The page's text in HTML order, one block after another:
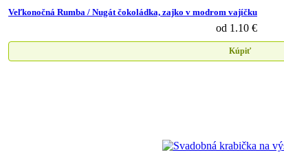
Veľkonočná Rumba / Nugát čokoládka, zajko v modrom vajíčku
od 1.10 €
Kúpiť